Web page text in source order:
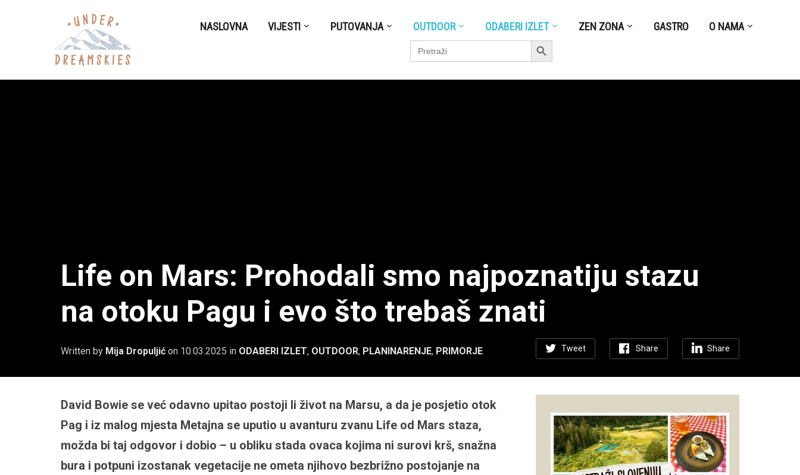
NASLOVNA VIJESTI PUTOVANJA OUTDOOR ODABERI IZLET ZEN ZONA GASTRO O NAMA
Search
for:
Search Button
Life on Mars: Prohodali smo najpoznatiju stazu
na otoku Pagu i evo što trebaš znati
Tweet Share Share
Written by Mija Dropuljić on 10.03.2025 in ODABERI IZLET, OUTDOOR, PLANINARENJE, PRIMORJE
David Bowie se već odavno upitao postoji li život na Marsu, a da je posjetio otok
Pag i iz malog mjesta Metajna se uputio u avanturu zvanu Life od Mars staza,
možda bi taj odgovor i dobio – u obliku stada ovaca kojima ni surovi krš, snažna
bura i potpuni izostanak vegetacije ne ometa njihovo bezbrižno postojanje na